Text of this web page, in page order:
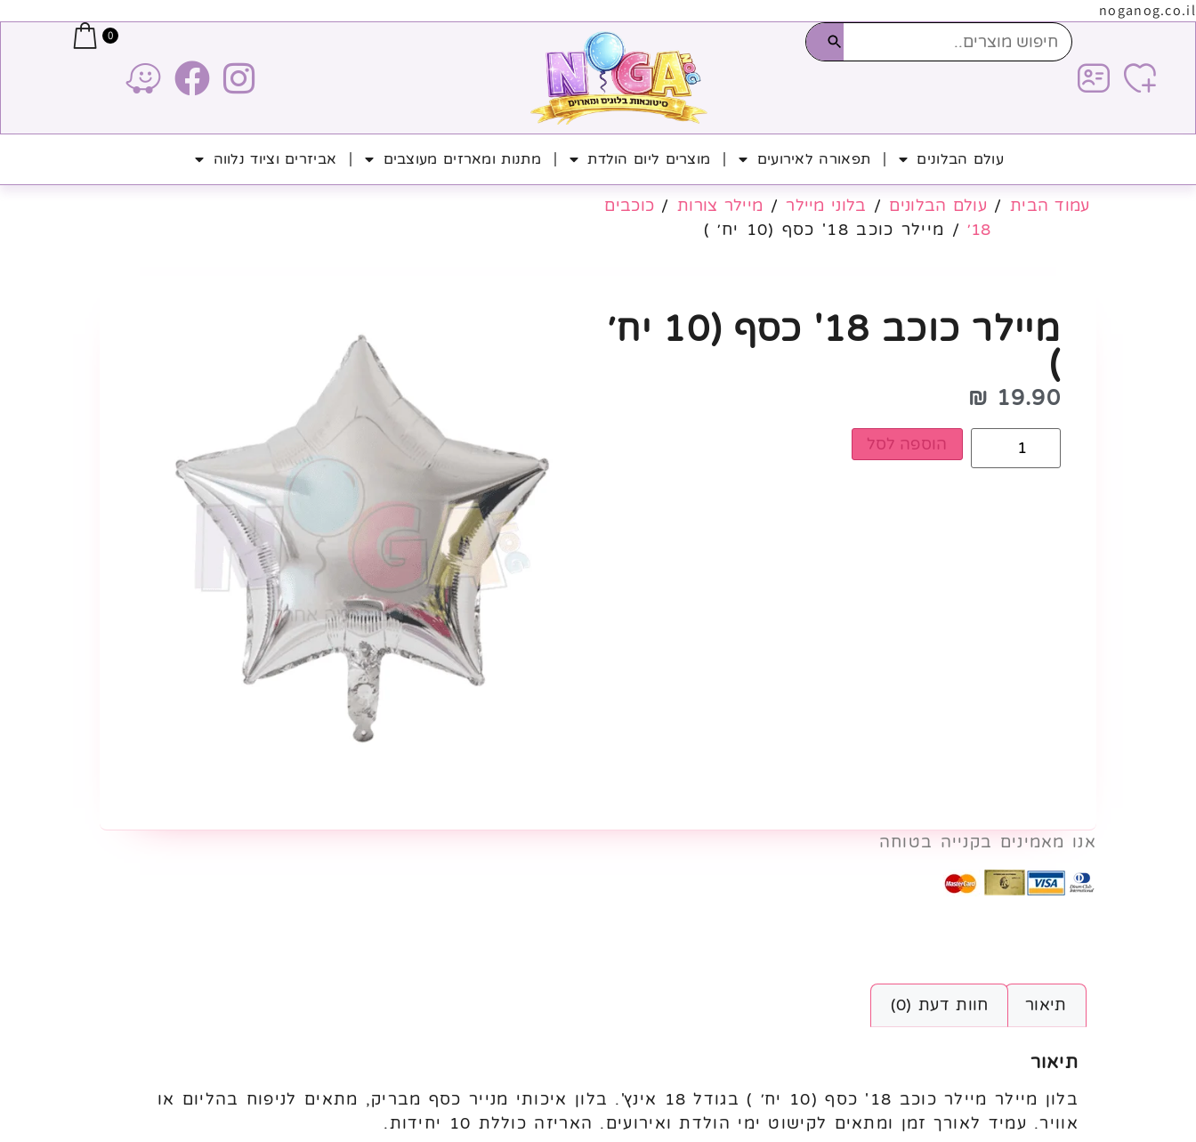
noganog.co.il
0
עולם הבלונים תפאורה לאירועים מוצרים ליום הולדת מתנות ומארזים מעוצבים אביזרים וציוד נלווה
עמוד הבית / עולם הבלונים / בלוני מיילר/ מיילר צורות/ כוכבים
18׳ / מיילר כוכב 18' כסף (10 יח׳ )
מיילר כוכב 18' כסף (10 יח׳
)
19.90
₪
הוספה לסל
אנו מאמינים בקנייה בטוחה
תיאור חוות דעת (0)
תיאור
בלון מיילר מיילר כוכב 18' כסף (10 יח׳ ) בגודל 18 אינץ'. בלון איכותי מנייר כסף מבריק, מתאים לניפוח בהליום או
אוויר. עמיד לאורך זמן ומתאים לקישוט ימי הולדת ואירועים. האריזה כוללת 10 יחידות.